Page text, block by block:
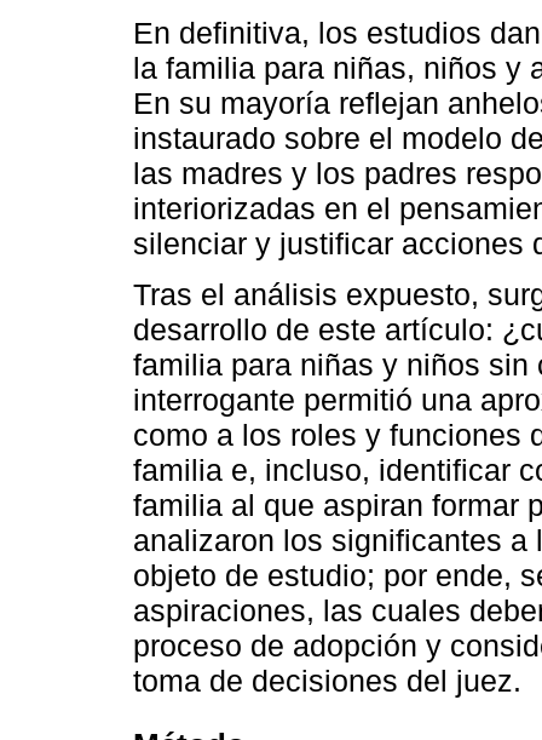
En definitiva, los estudios
la familia para niñas, niños y
En su mayoría reflejan
instaurado sobre el modelo
las madres y los padres
interiorizadas en el
silenciar y justificar acciones
Tras el análisis expuesto,
desarrollo de este artículo:
familia para niñas y niños
interrogante permitió una
como a los roles y funciones
familia e, incluso, identificar
familia al que aspiran formar
analizaron los significantes a
objeto de estudio; por ende,
aspiraciones, las cuales
proceso de adopción y
toma de decisiones del juez.